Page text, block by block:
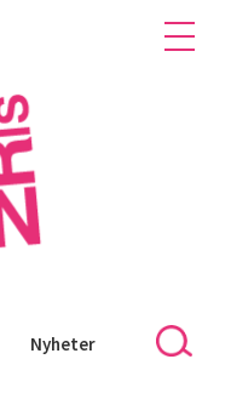
Nyheter